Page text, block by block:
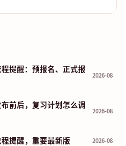
提醒：预报名、正式报
2026-08
前后，复习计划怎么调
2026-08
提醒，重要最新版 2026-08